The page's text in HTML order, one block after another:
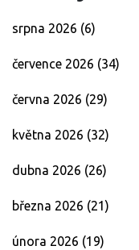
srpna 2026 (6)
července 2026 (34)
června 2026 (29)
května 2026 (32)
dubna 2026 (26)
března 2026 (21)
února 2026 (19)